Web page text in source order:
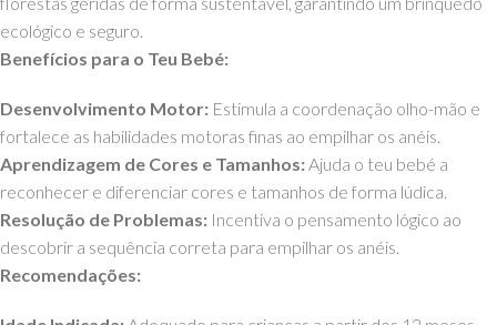
ecológico e seguro.
Benefícios para o Teu Bebé:
Desenvolvimento Motor: Estimula a coordenação olho-mão e
fortalece as habilidades motoras finas ao empilhar os anéis.
Aprendizagem de Cores e Tamanhos:Ajuda o teu bebé a
reconhecer e diferenciar cores e tamanhos de forma lúdica.
Resolução de Problemas: Incentiva o pensamento lógico ao
descobrir a sequência correta para empilhar os anéis.
Recomendações: